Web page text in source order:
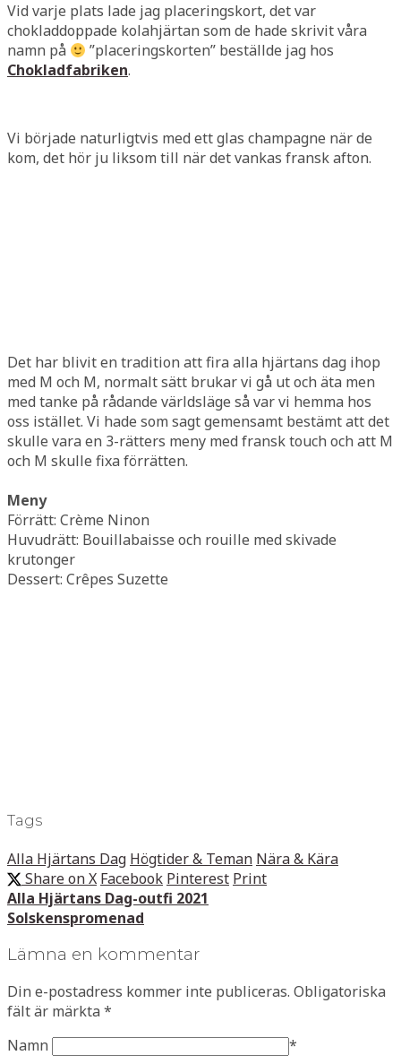
Vid varje plats lade jag placeringskort, det var
chokladdoppade kolahjärtan som de hade skrivit våra
namn på
”placeringskorten” beställde jag hos
Chokladfabriken.
Vi började naturligtvis med ett glas champagne när de
kom, det hör ju liksom till när det vankas fransk afton.
Det har blivit en tradition att fira alla hjärtans dag ihop
med M och M, normalt sätt brukar vi gå ut och äta men
med tanke på rådande världsläge så var vi hemma hos
oss istället. Vi hade som sagt gemensamt bestämt att det
skulle vara en 3-rätters meny med fransk touch och att M
och M skulle fixa förrätten.
Meny
Förrätt: Crème Ninon
Huvudrätt: Bouillabaisse och rouille med skivade
krutonger
Dessert: Crêpes Suzette
Tags
Alla Hjärtans Dag Högtider & Teman Nära & Kära
Share on X Facebook Pinterest Print
Alla Hjärtans Dag-outfi 2021
Solskenspromenad
Lämna en kommentar
Din e-postadress kommer inte publiceras. Obligatoriska
fält är märkta *
Namn
*